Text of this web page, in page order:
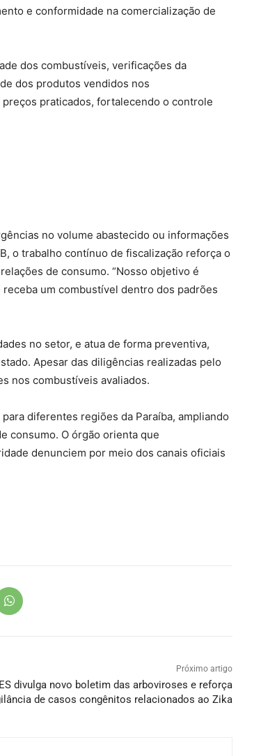
e conformidade na comercialização de
dos combustíveis, verificações da
dos produtos vendidos nos
praticados, fortalecendo o controle
no volume abastecido ou informações
o trabalho contínuo de fiscalização reforça o
de consumo. “Nosso objetivo é
um combustível dentro dos padrões
no setor, e atua de forma preventiva,
Apesar das diligências realizadas pelo
nos combustíveis avaliados.
diferentes regiões da Paraíba, ampliando
consumo. O órgão orienta que
denunciem por meio dos canais oficiais
Próximo artigo
divulga novo boletim das arboviroses e reforça
de casos congênitos relacionados ao Zika